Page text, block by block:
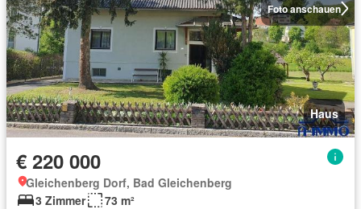
Foto anschauen
Haus
€ 220 000
Gleichenberg Dorf, Bad Gleichenberg
3 Zimmer
73 m²